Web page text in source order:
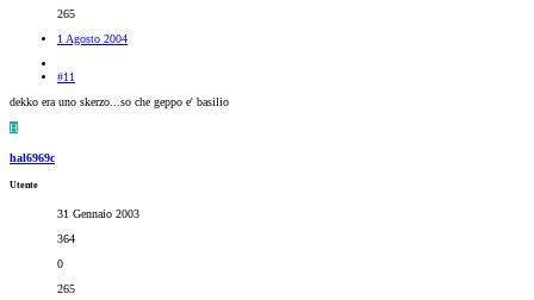
265
1 Agosto 2004
#11
dekko era uno skerzo...so che geppo e' basilio
H
hal6969c
Utente
31 Gennaio 2003
364
0
265